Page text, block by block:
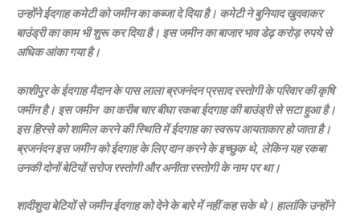
उन्होंने ईदगाह कमेटी को जमीन का कब्जा दे दिया है। कमेटी ने बुनियाद खुदवाकर
बाउंड्री का काम भी शुरू कर दिया है। इस जमीन का बाजार भाव डेढ़ करोड़ रुपये से
अधिक आंका गया है।
काशीपुर के ईदगाह मैदान के पास लाला ब्रजनंदन प्रसाद रस्तोगी के परिवार की कृषि
जमीन है। इस जमीन का करीब चार बीघा रकबा ईदगाह की बाउंड्री से सटा हुआ है।
इस हिस्से को शामिल करने की स्थिति में ईदगाह का स्वरूप आयताकार हो जाता है।
ब्रजनंदन इस जमीन को ईदगाह के लिए दान करने के इच्छुक थे, लेकिन यह रकबा
उनकी दोनों बेटियों सरोज रस्तोगी और अनीता रस्तोगी के नाम पर था।
शादीशुदा बेटियों से जमीन ईदगाह को देने के बारे में नहीं कह सके थे। हालांकि उन्होंने